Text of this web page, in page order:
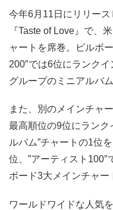
今年6月11日にリリー
『Taste of Love』で、
ャートを席巻。ビルボ
200″では6位にランク
グループのミニアルバ
また、別のメインチャ
最高順位の9位にランク
ルバム”チャートの1位
位、”アーティスト
ボード3大メインチャー
ワールドワイドな人気